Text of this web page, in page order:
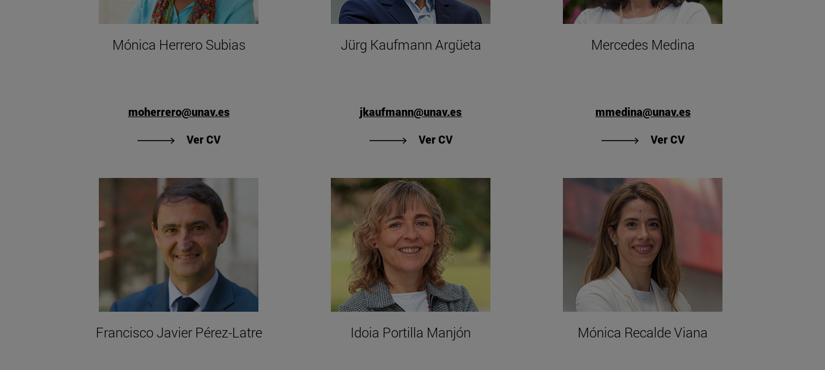
Mónica Herrero Subias
moherrero@unav.es
Ver CV"Ver CV de Mónica Herrero Subias"
Jürg Kaufmann Argüeta
jkaufmann@unav.es
Ver CV"Ver CV de Jürg Kaufmann Argüeta"
Mercedes Medina
mmedina@unav.es
Ver CV"Ver CV de Mercedes
Francisco Javier Pérez-Latre Idoia Portilla Manjón Mónica Recalde Viana